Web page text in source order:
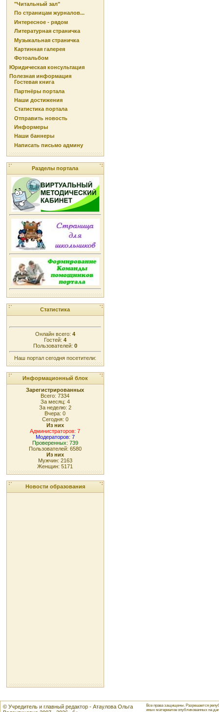
"Читальный зал"
По страницам журналов...
Интересное - рядом
Литературная страничка
Музыкальная страничка
Картинная галерея
Фотоальбом
Юридическая консультация
Полезная информация
Гостевая книга
Партнёры портала
Наши достижения
Статистика портала
Отправить новость
Информеры
Наши баннеры
Написать письмо админу
Разделы портала
Статистика
Онлайн всего: 4
Гостей: 4
Пользователей: 0
Наш портал сегодня посетители:
Информационный блок
Зарегистрированных
Всего: 7334
За месяц: 4
За неделю: 2
Вчера: 0
Сегодня: 0
Из них
Администраторов: 7
Модераторов: 7
Проверенных: 739
Пользователей: 6580
Из них
Мужчин: 2163
Женщин: 5171
Новости образования
© Учредитель и главный редактор - Атаулова Ольга
Все права защищены. Разрешается
иных материалов опубликованных на